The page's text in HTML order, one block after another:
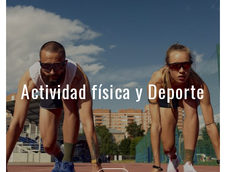
Actividad física y Deporte